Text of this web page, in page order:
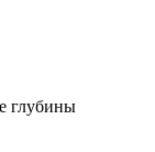
глубины